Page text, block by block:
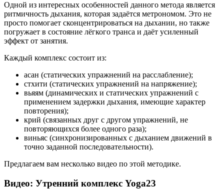
Одной из интересных особенностей данного метода является
ритмичность дыхания, которая задаётся метрономом. Это не
просто помогает сконцентрироваться на дыхании, но также
погружает в состояние лёгкого транса и даёт усиленный
эффект от занятия.
Каждый комплекс состоит из:
асан (статических упражнений на расслабление);
стхити (статических упражнений на напряжение);
вьяям (динамических и статических упражнений с
применением задержки дыхания, имеющие характер
повторения);
крий (связанных друг с другом упражнений, не
повторяющихся более одного раза);
виньяс (синхронизированных с дыханием движений в
точно заданной последовательности).
Предлагаем вам несколько видео по этой методике.
Видео: Утренний комплекс Yoga23